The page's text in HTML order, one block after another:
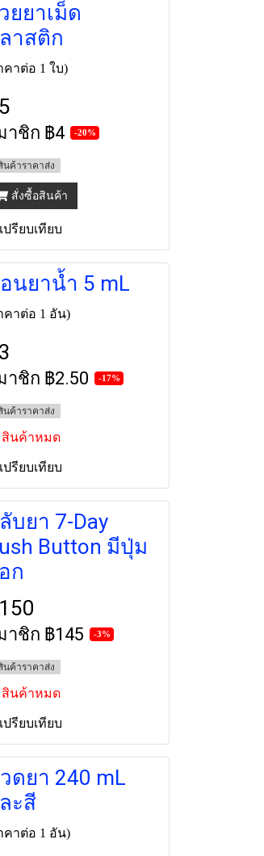
ยยาเม็ด
าสติก
คาต่อ 1 ใบ)
าชิก ฿4 -20%
นค้าราคาส่ง
สั่งซื้อสินค้า
เปรียบเทียบ
นยาน้ำ 5 mL
คาต่อ 1 อัน)
าชิก ฿2.50 -17%
นค้าราคาส่ง
สินค้าหมด
เปรียบเทียบ
บยา 7-Day
Button มีปุ่ม
ก
าชิก ฿145 -3%
นค้าราคาส่ง
สินค้าหมด
เปรียบเทียบ
ดยา 240 mL
ะสี
คาต่อ 1 อัน)